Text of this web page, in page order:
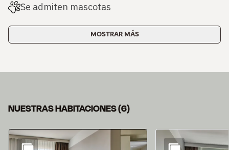
Se admiten mascotas
MOSTRAR MÁS
NUESTRAS HABITACIONES(6)
Diapositiva 1 de 6